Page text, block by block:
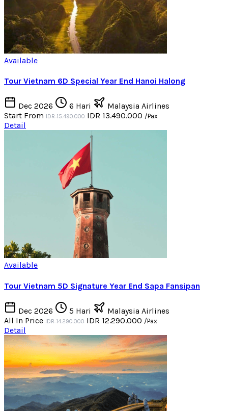
Available
Tour Vietnam 6D Special Year End Hanoi Halong
Dec 2026 6 Hari
Malaysia Airlines
Start From IDR 15.490.000 IDR 13.490.000 /Pax
Detail
Available
Tour Vietnam 5D Signature Year End Sapa Fansipan
Dec 2026 5 Hari
Malaysia Airlines
All In Price IDR 14.290.000 IDR 12.290.000 /Pax
Detail